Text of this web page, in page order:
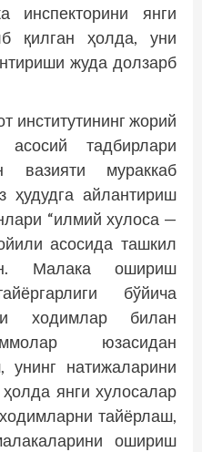
инспекторини янги
қилган ҳолда, уни
жуда долзарб
институтининг жорий
тадбирлари
вазияти мураккаб
ҳудудга айлантириш
“илмий хулоса —
асосида ташкил
Малака ошириш
бўйича
ходимлар билан
юзасидан
унинг натижаларини
янги хулосалар
тайёрлаш,
ошириш